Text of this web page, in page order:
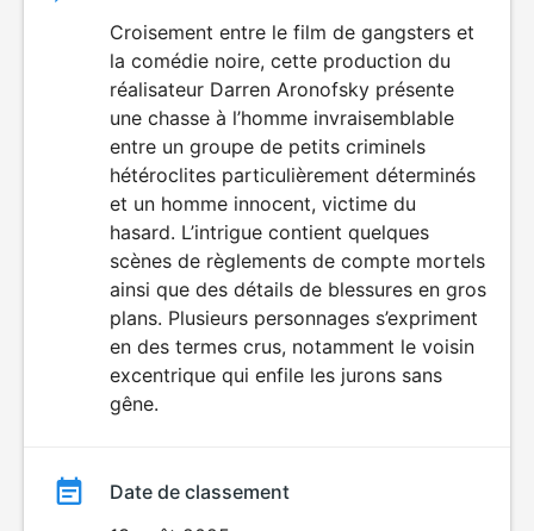
VIOLENCE
LANGAGE
VULGAIRE
Croisement entre le film de gangsters et
la comédie noire, cette production du
réalisateur Darren Aronofsky présente
une chasse à l’homme invraisemblable
entre un groupe de petits criminels
hétéroclites particulièrement déterminés
et un homme innocent, victime du
hasard. L’intrigue contient quelques
scènes de règlements de compte mortels
ainsi que des détails de blessures en gros
plans. Plusieurs personnages s’expriment
en des termes crus, notamment le voisin
excentrique qui enfile les jurons sans
gêne.
Date de classement